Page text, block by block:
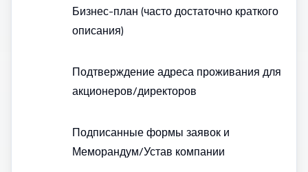
Бизнес-план (часто достаточно краткого
описания)
Подтверждение адреса проживания для
акционеров/директоров
Подписанные формы заявок и
Меморандум/Устав компании